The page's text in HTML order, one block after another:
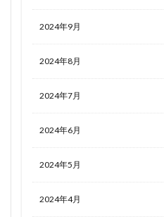
2024年9月
2024年8月
2024年7月
2024年6月
2024年5月
2024年4月